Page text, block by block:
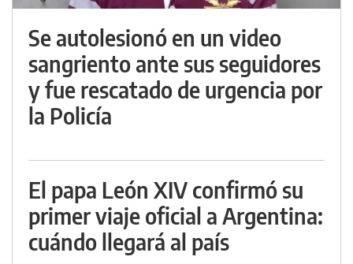
Se autolesionó en un video
sangriento ante sus seguidores
y fue rescatado de urgencia por
la Policía
El papa León XIV confirmó su
primer viaje oficial a Argentina:
cuándo llegará al país